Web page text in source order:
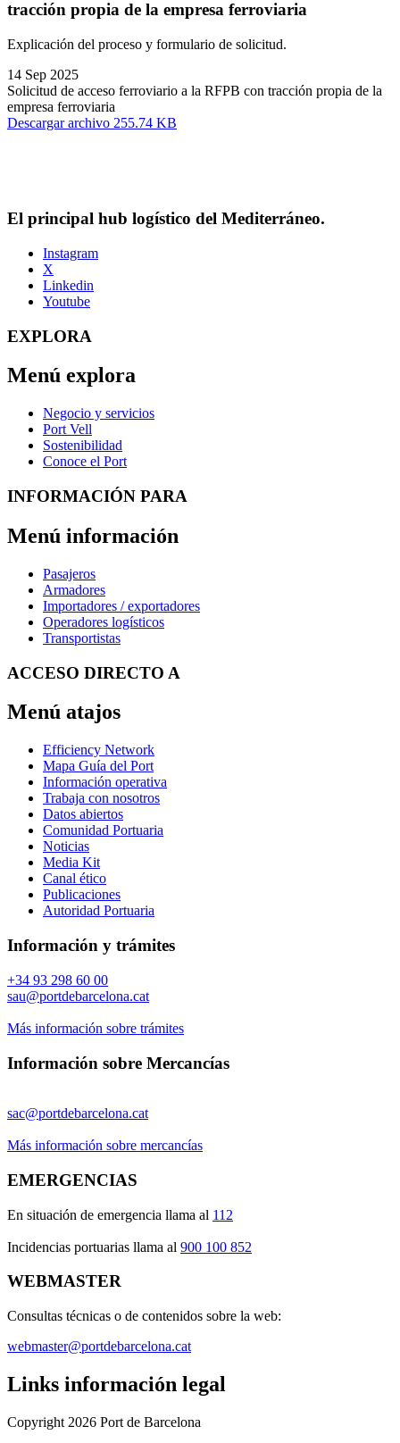
tracción propia de la empresa ferroviaria
Explicación del proceso y formulario de solicitud.
14 Sep 2025
Solicitud de acceso ferroviario a la RFPB con tracción propia de la
empresa ferroviaria
Descargar archivo 255.74 KB
El principal hub logístico del Mediterráneo.
Instagram
X
Linkedin
Youtube
EXPLORA
Menú explora
Negocio y servicios
Port Vell
Sostenibilidad
Conoce el Port
INFORMACIÓN PARA
Menú información
Pasajeros
Armadores
Importadores / exportadores
Operadores logísticos
Transportistas
ACCESO DIRECTO A
Menú atajos
Efficiency Network
Mapa Guía del Port
Información operativa
Trabaja con nosotros
Datos abiertos
Comunidad Portuaria
Noticias
Media Kit
Canal ético
Publicaciones
Autoridad Portuaria
Información y trámites
+34 93 298 60 00
sau@portdebarcelona.cat
Más información sobre trámites
Información sobre Mercancías
sac@portdebarcelona.cat
Más información sobre mercancías
EMERGENCIAS
En situación de emergencia llama al 112
Incidencias portuarias llama al 900 100 852
WEBMASTER
Consultas técnicas o de contenidos sobre la web:
webmaster@portdebarcelona.cat
Links información legal
Copyright 2026 Port de Barcelona